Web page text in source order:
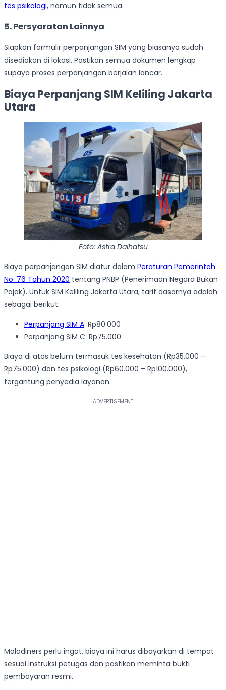
tes psikologi, namun tidak semua.
5. Persyaratan Lainnya
Siapkan formulir perpanjangan SIM yang biasanya sudah
disediakan di lokasi. Pastikan semua dokumen lengkap
supaya proses perpanjangan berjalan lancar.
Biaya Perpanjang SIM Keliling Jakarta
Utara
Foto: Astra Daihatsu
Biaya perpanjangan SIM diatur dalam Peraturan Pemerintah
No. 76 Tahun 2020 tentang PNBP (Penerimaan Negara Bukan
Pajak). Untuk SIM Keliling Jakarta Utara, tarif dasarnya adalah
sebagai berikut:
Perpanjang SIM A: Rp80.000
Perpanjang SIM C: Rp75.000
Biaya di atas belum termasuk tes kesehatan (Rp35.000 –
Rp75.000) dan tes psikologi (Rp60.000 – Rp100.000),
tergantung penyedia layanan.
Moladiners perlu ingat, biaya ini harus dibayarkan di tempat
sesuai instruksi petugas dan pastikan meminta bukti
pembayaran resmi.